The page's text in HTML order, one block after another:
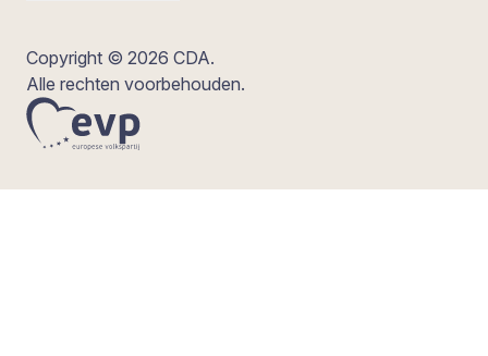
Copyright © 2026 CDA.
Alle rechten voorbehouden.